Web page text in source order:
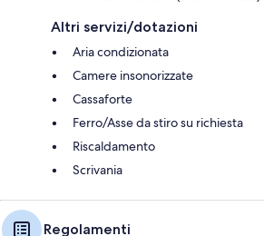
Altri servizi/dotazioni
Aria condizionata
Camere insonorizzate
Cassaforte
Ferro/Asse da stiro su richiesta
Riscaldamento
Scrivania
Regolamenti